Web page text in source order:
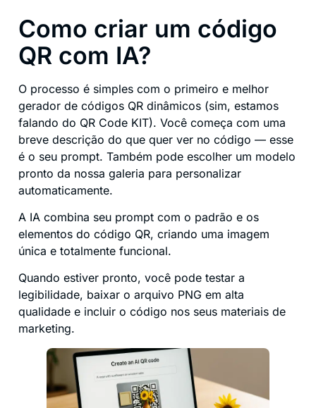
Como criar um código
QR com IA?
O processo é simples com o primeiro e melhor
gerador de códigos QR dinâmicos (sim, estamos
falando do QR Code KIT). Você começa com uma
breve descrição do que quer ver no código — esse
é o seu prompt. Também pode escolher um modelo
pronto da nossa galeria para personalizar
automaticamente.
A IA combina seu prompt com o padrão e os
elementos do código QR, criando uma imagem
única e totalmente funcional.
Quando estiver pronto, você pode testar a
legibilidade, baixar o arquivo PNG em alta
qualidade e incluir o código nos seus materiais de
marketing.